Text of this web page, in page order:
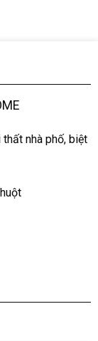
nhà phố, biệt